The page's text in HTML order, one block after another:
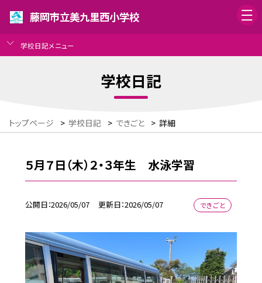
藤岡市立美九里西小学校
学校日記メニュー
学校日記
トップページ > 学校日記 > できごと > 詳細
５月７日（木）２・３年生 水泳学習
公開日 2026/05/07 更新日 2026/05/07 できごと